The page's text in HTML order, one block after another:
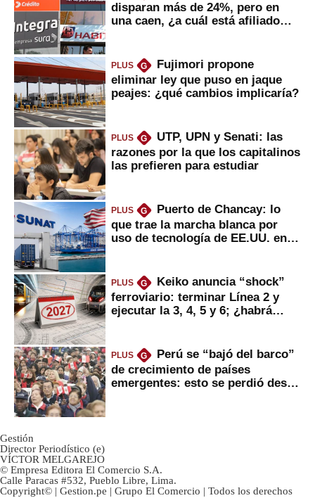
disparan más de 24%, pero en
una caen, ¿a cuál está afiliado
PLUS G
Fujimori propone
eliminar ley que puso en jaque
peajes: ¿qué cambios implicaría?
PLUS G
UTP, UPN y Senati: las
razones por la que los capitalinos
las prefieren para estudiar
PLUS G
Puerto de Chancay: lo
que trae la marcha blanca por
uso de tecnología de EE.UU. en
PLUS G
Keiko anuncia “shock”
ferroviario: terminar Línea 2 y
ejecutar la 3, 4, 5 y 6; ¿habrá
PLUS G
Perú se “bajó del barco”
de crecimiento de países
emergentes: esto se perdió desde
Gestión
Director Periodístico (e)
VÍCTOR MELGAREJO
© Empresa Editora El Comercio S.A.
Calle Paracas #532, Pueblo Libre, Lima.
Copyright© | Gestion.pe | Grupo El Comercio | Todos los derechos